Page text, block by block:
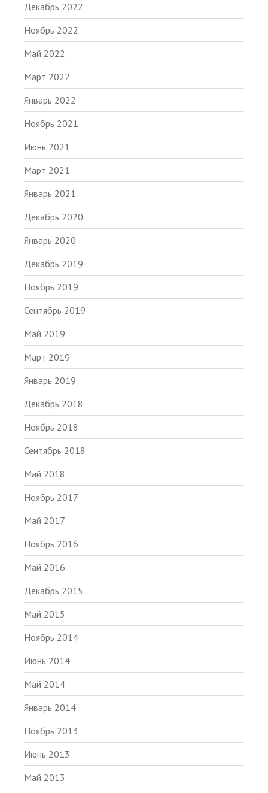
Декабрь 2022
Ноябрь 2022
Май 2022
Март 2022
Январь 2022
Ноябрь 2021
Июнь 2021
Март 2021
Январь 2021
Декабрь 2020
Январь 2020
Декабрь 2019
Ноябрь 2019
Сентябрь 2019
Май 2019
Март 2019
Январь 2019
Декабрь 2018
Ноябрь 2018
Сентябрь 2018
Май 2018
Ноябрь 2017
Май 2017
Ноябрь 2016
Май 2016
Декабрь 2015
Май 2015
Ноябрь 2014
Июнь 2014
Май 2014
Январь 2014
Ноябрь 2013
Июнь 2013
Май 2013